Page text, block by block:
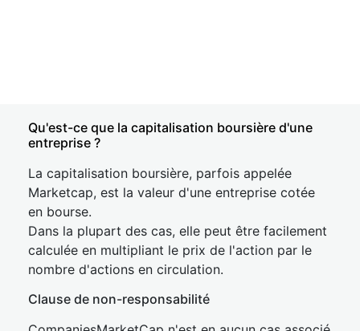
Qu'est-ce que la capitalisation boursière d'une
entreprise ?
La capitalisation boursière, parfois appelée
Marketcap, est la valeur d'une entreprise cotée
en bourse.
Dans la plupart des cas, elle peut être facilement
calculée en multipliant le prix de l'action par le
nombre d'actions en circulation.
Clause de non-responsabilité